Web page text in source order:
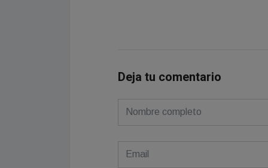
Deja tu comentario